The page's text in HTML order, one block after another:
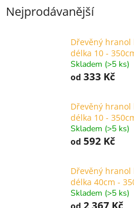
Nejprodávanější
Dřevěný
délka 10 -
Skladem (>5 ks)
od 333 Kč
Dřevěný
délka 10 -
Skladem (>5 ks)
od 592 Kč
Dřevěný
délka 40cm -
Skladem (>5 ks)